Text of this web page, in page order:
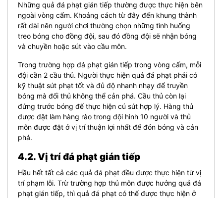
Những quả đá phạt gián tiếp thường được thực hiện bên
ngoài vòng cấm. Khoảng cách từ đây đến khung thành
rất dài nên người chơi thường chọn những tình huống
treo bóng cho đồng đội, sau đó đồng đội sẽ nhận bóng
và chuyền hoặc sút vào cầu môn.
Trong trường hợp đá phạt gián tiếp trong vòng cấm, mỗi
đội cần 2 cầu thủ. Người thực hiện quả đá phạt phải có
kỹ thuật sút phạt tốt và đủ độ nhanh nhạy để truyền
bóng mà đối thủ không thể cản phá. Cầu thủ còn lại
đứng trước bóng để thực hiện cú sút hợp lý. Hàng thủ
được đặt làm hàng rào trong đội hình 10 người và thủ
môn được đặt ở vị trí thuận lợi nhất để đón bóng và cản
phá.
4.2. Vị trí đá phạt gián tiếp
Hầu hết tất cả các quả đá phạt đều được thực hiện từ vị
trí phạm lỗi. Trừ trường hợp thủ môn được hưởng quả đá
phạt gián tiếp, thì quả đá phạt có thể được thực hiện ở